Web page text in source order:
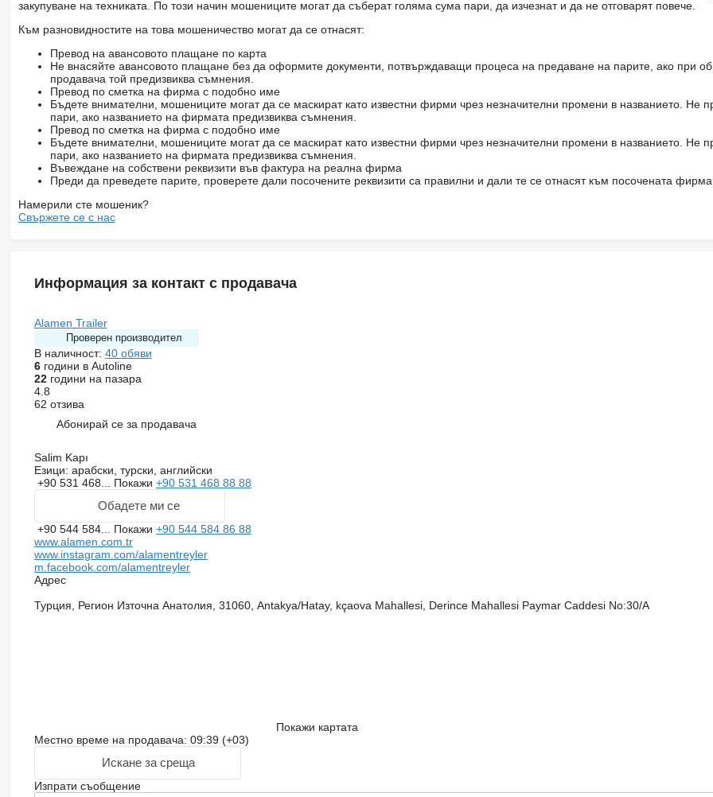
закупуване на техниката. По този начин мошениците могат да съберат голяма сума пари, да изчезнат и да не отговарят повече.
Към разновидностите на това мошеничество могат да се отнасят:
Превод на авансовото плащане по карта
Не внасяйте авансовото плащане без да оформите документи, потвърждаващи процеса на предаване на парите, ако при
продавача той предизвиква съмнения.
Превод по сметка на фирма с подобно име
Бъдете внимателни, мошениците могат да се маскират като известни фирми чрез незначителни промени в названието. Не
пари, ако названието на фирмата предизвиква съмнения.
Превод по сметка на фирма с подобно име
Бъдете внимателни, мошениците могат да се маскират като известни фирми чрез незначителни промени в названието. Не
пари, ако названието на фирмата предизвиква съмнения.
Въвеждане на собствени реквизити във фактура на реална фирма
Преди да преведете парите, проверете дали посочените реквизити са правилни и дали те се отнасят към посочената
Намерили сте мошеник?
Свържете се с нас
Информация за контакт с продавача
Alamen Trailer
Проверен производител
В наличност: 40 обяви
6години в Autoline
22години на пазара
4.8
62 отзива
Абонирай се за продавача
Salim Kapı
Езици: арабски, турски, английски
+90 531 468... Покажи +90 531 468 88 88
Обадете ми се
+90 544 584... Покажи +90 544 584 86 88
www.alamen.com.tr
www.instagram.com/alamentreyler
m.facebook.com/alamentreyler
Адрес
Турция, Регион Източна Анатолия, 31060, Antakya/Hatay, kçaova Mahallesi, Derince Mahallesi Paymar Caddesi No:30/A
Покажи картата
Местно време на продавача: 09:39 (+03)
Искане за среща
Изпрати съобщение